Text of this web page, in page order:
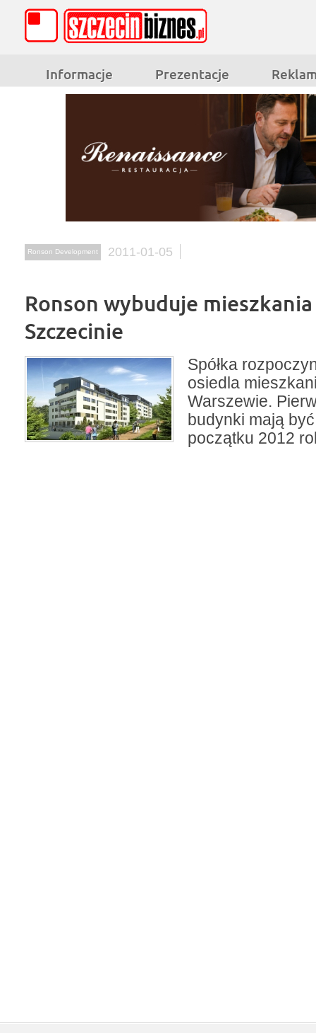
Informacje Prezentacje
Ronson Development 2011-01-05
Ronson wybuduje
Szczecinie
Spółka
osiedla
Warszewie.
budynki mają
początku 2012